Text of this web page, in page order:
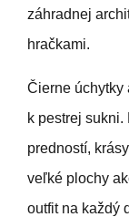
záhradnej
hračkami.
Čierne úchytky
k pestrej
predností,
veľké plochy
outfit na každý